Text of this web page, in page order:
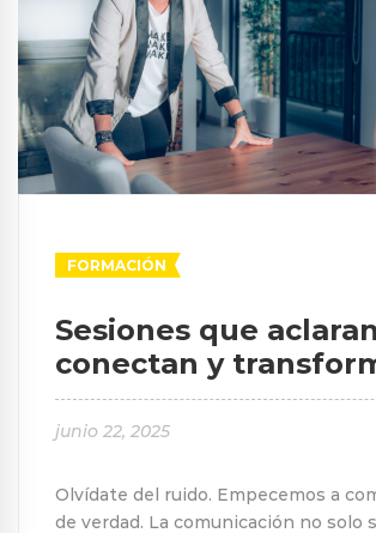
FORMACIÓN
Sesiones que
conectan y
junio 22, 2025
Olvídate del ruido. Empecemos a
de verdad. La comunicación no solo